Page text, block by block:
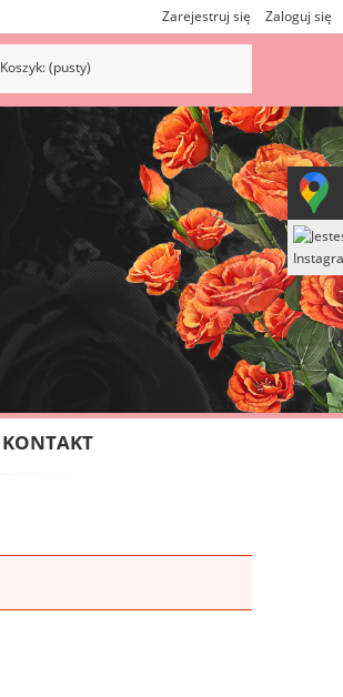
Zarejestruj się Zaloguj się
Koszyk:(pusty)
KONTAKT